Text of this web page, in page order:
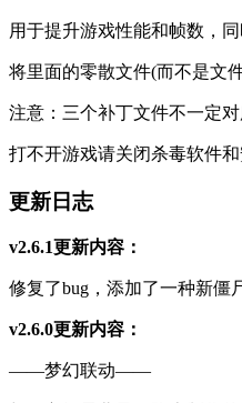
用于提升游戏性能和帧数，
将里面的零散文件(而不是文
注意：三个补丁文件不一定
打不开游戏请关闭杀毒软件
更新日志
v2.6.1更新内容：
修复了bug，添加了一种新僵
v2.6.0更新内容：
——梦幻联动——